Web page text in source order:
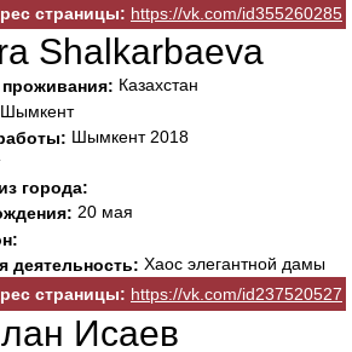
страницы: https://vk.com/id355260285
Shalkarbaeva
Казахстан
Шымкент
Шымкент 2018
города:
20 мая
деятельность: Хаос элегантной дамы
страницы: https://vk.com/id237520527
Исаев